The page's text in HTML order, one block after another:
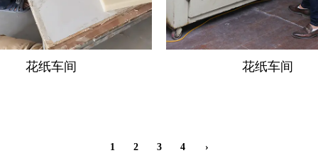
花纸车间 花纸车间
1 2 3 4 ›